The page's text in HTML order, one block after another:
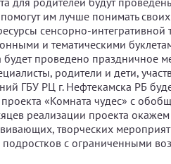
им лучше понимать
сенсорно-интегративной
и тематическими
проведено праздничное
родители и дети,
ГБУ РЦ г. Нефтекамска РБ
«Комната чудес» с
реализации проекта
творческих
с ограниченными